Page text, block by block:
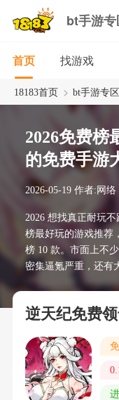
bt手游
首页 找游戏
18183首页 > bt手游专区
2026免费榜
的免费手游
2026-05-19 作者:网络
2026 想找真正耐玩
榜最好玩的游戏推荐
榜 10 款。市面上不
密集逼氪严重，还有
飞。本次上榜的 10
氪，零氪玩家也能畅
逆天纪免费